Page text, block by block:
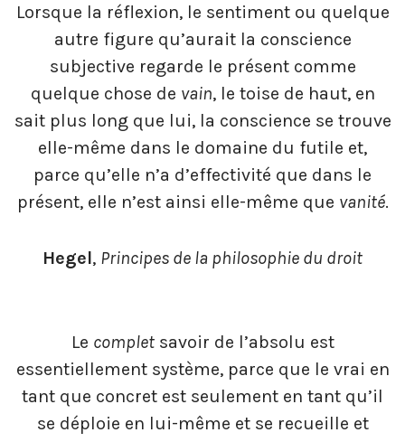
Lorsque la réflexion, le sentiment ou quelque
autre figure qu’aurait la conscience
subjective regarde le présent comme
quelque chose de vain, le toise de haut, en
sait plus long que lui, la conscience se trouve
elle-même dans le domaine du futile et,
parce qu’elle n’a d’effectivité que dans le
présent, elle n’est ainsi elle-même que vanité.
Hegel, Principes de la philosophie du droit
Le completsavoir de l’absolu est
essentiellement système, parce que le vrai en
tant que concret est seulement en tant qu’il
se déploie en lui-même et se recueille et